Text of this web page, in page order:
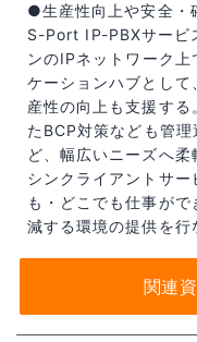
●生産性向上や安全・
S-Port IP-PBXサービ
ンのIPネットワーク
ケーションハブとし
産性の向上も支援する
たBCP対策なども管
ど、幅広いニーズへ
シンクライアントサ
も・どこでも仕事が
減する環境の提供を行
関連